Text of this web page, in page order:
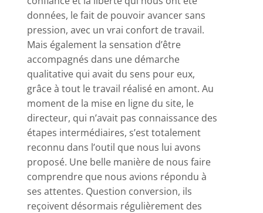
données, le fait de pouvoir avancer sans
pression, avec un vrai confort de travail.
Mais également la sensation d’être
accompagnés dans une démarche
qualitative qui avait du sens pour eux,
grâce à tout le travail réalisé en amont. Au
moment de la mise en ligne du site, le
directeur, qui n’avait pas connaissance des
étapes intermédiaires, s’est totalement
reconnu dans l’outil que nous lui avons
proposé. Une belle manière de nous faire
comprendre que nous avions répondu à
ses attentes. Question conversion, ils
reçoivent désormais régulièrement des